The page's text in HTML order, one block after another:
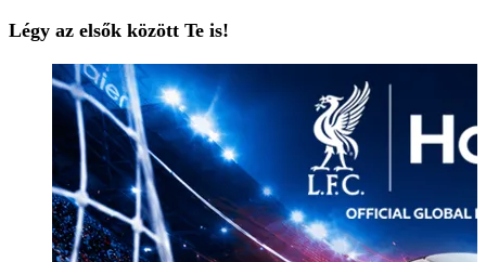
Légy az elsők között Te is!